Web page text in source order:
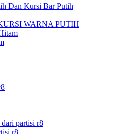
Dan Kursi Bar Putih
WARNA PUTIH
partisi r8